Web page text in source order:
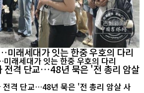
래세대가 잇는 한중 우호의 다리
전격 단교…48년 묵은 '전 총리 암살